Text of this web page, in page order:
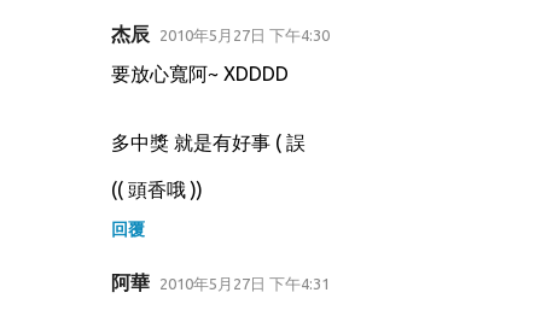
杰辰 2010年5月27日 下午4:30
要放心寬阿~ XDDDD
多中獎 就是有好事 ( 誤
(( 頭香哦 ))
回覆
阿華 2010年5月27日 下午4:31